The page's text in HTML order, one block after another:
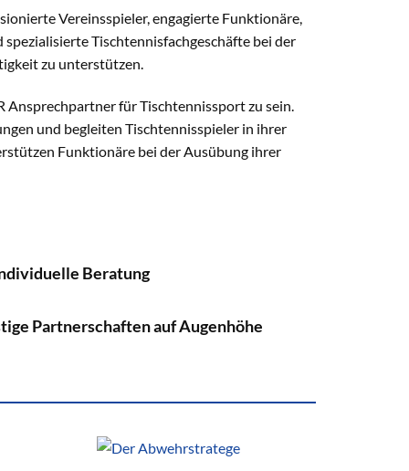
Vereinsspieler, engagierte Funktionäre,
Tischtennisfachgeschäfte bei der
zu unterstützen.
Ansprechpartner für Tischtennissport zu sein.
und begleiten Tischtennisspieler in ihrer
Funktionäre bei der Ausübung ihrer
Beratung
Partnerschaften auf Augenhöhe